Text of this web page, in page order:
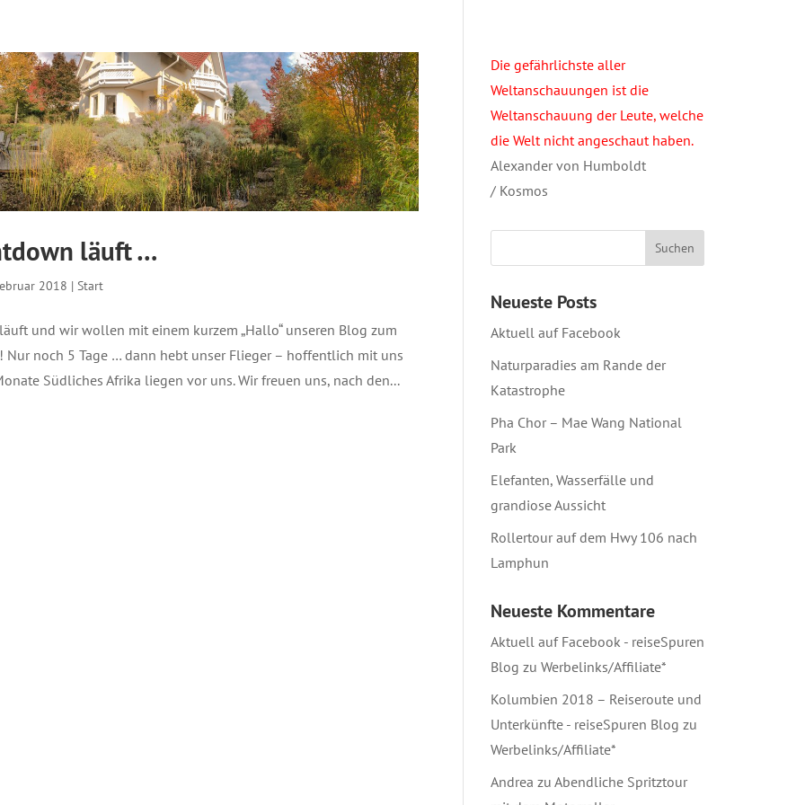
läuft …
2018 | Start
und wir wollen mit einem kurzem „Hallo“ unseren Blog zum
Nur noch 5 Tage … dann hebt unser Flieger – hoffentlich mit uns
Südliches Afrika liegen vor uns. Wir freuen uns, nach den...
Die gefährlichste aller
Weltanschauungen ist die
Weltanschauung der Leute, welche
die Welt nicht angeschaut haben.
Alexander von Humboldt
/ Kosmos
Neueste Posts
Aktuell auf Facebook
Naturparadies am Rande der
Katastrophe
Pha Chor – Mae Wang National
Park
Elefanten, Wasserfälle und
grandiose Aussicht
Rollertour auf dem Hwy 106 nach
Lamphun
Neueste Kommentare
Aktuell auf Facebook - reiseSpuren
Blog zu Werbelinks/Affiliate*
Kolumbien 2018 – Reiseroute und
Unterkünfte - reiseSpuren Blog zu
Werbelinks/Affiliate*
Andrea zu Abendliche Spritztour